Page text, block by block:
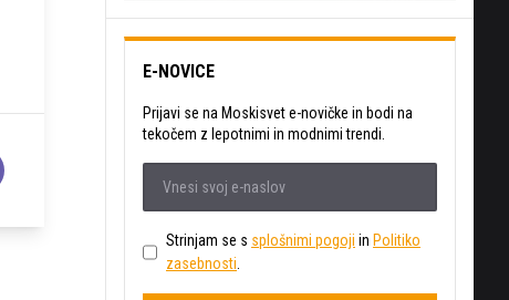
E-NOVICE
Prijavi se na Moskisvet e-novičke in bodi na
tekočem z lepotnimi in modnimi trendi.
Strinjam se s splošnimi pogoji in Politiko
zasebnosti